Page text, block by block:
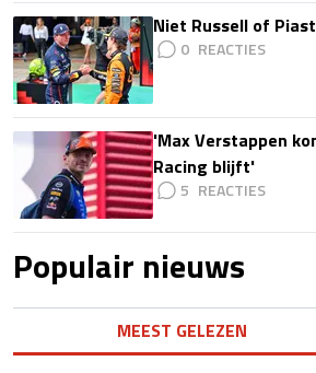
Niet Russell of
0
'Max Verstappen
Racing blijft'
5
Populair nieuws
MEEST GELEZEN